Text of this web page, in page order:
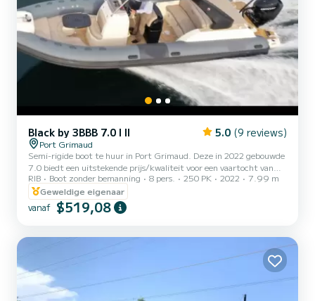
Black by 3BBB 7.0 I II 5.0 (9 reviews)
Port Grimaud
Semi-rigide boot te huur in Port Grimaud. Deze in 2022 gebouwde
7.0 biedt een uitstekende prijs/kwaliteit voor een vaartocht van
enkele dagen of enkele weken. Op deze boot met een lengte van 8
meter brengt u gegarandeerd een uitzonderlijke dag of week door.
De bootcapaciteit is 8 personen. Het heeft de volgende uitrusting:
USB-aansluiting, dekdouche, zwemplatform, Bluetooth-
SamBoat!
RIB Boot zonder bemanning 8 pers. 250 PK 2022
7.99 m
Geweldige eigenaar
vanaf $519,08